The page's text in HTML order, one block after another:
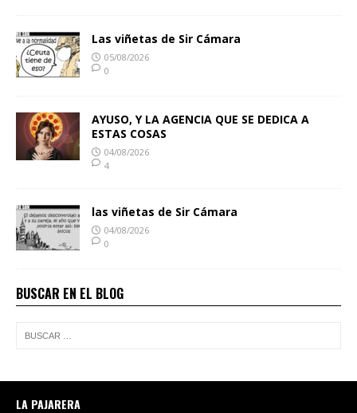
Las viñetas de Sir Cámara
05/08/2026
0
AYUSO, Y LA AGENCIA QUE SE DEDICA A
ESTAS COSAS
04/08/2026
4
las viñetas de Sir Cámara
04/08/2026
0
BUSCAR EN EL BLOG
LA PAJARERA